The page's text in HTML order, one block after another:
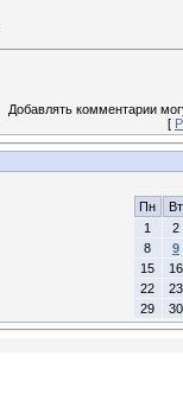
Добавлять комментарии
[
Пн
Вт
1
2
8
9
15
16
22
23
29
30